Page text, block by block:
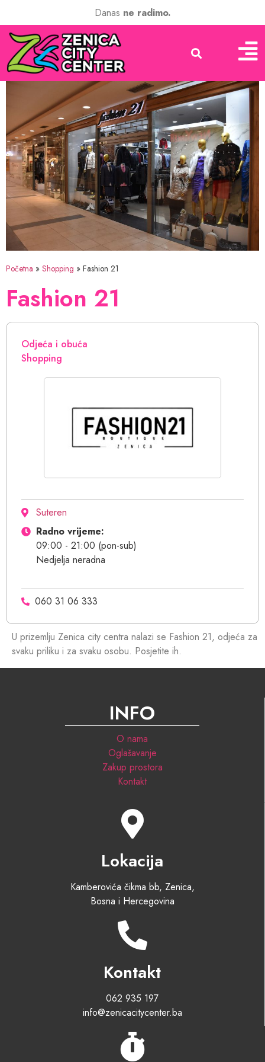
Danas ne radimo.
Početna » Shopping » Fashion 21
Fashion 21
Odjeća i obuća
Shopping
Suteren
Radno vrijeme:
09:00 - 21:00 (pon-sub)
Nedjelja neradna
060 31 06 333
U prizemlju Zenica city centra nalazi se Fashion 21, odjeća za
svaku priliku i za svaku osobu. Posjetite ih.
INFO
O nama
Oglašavanje
Zakup prostora
Kontakt
Lokacija
Kamberovića čikma bb, Zenica,
Bosna i Hercegovina
Kontakt
062 935 197
info@zenicacitycenter.ba